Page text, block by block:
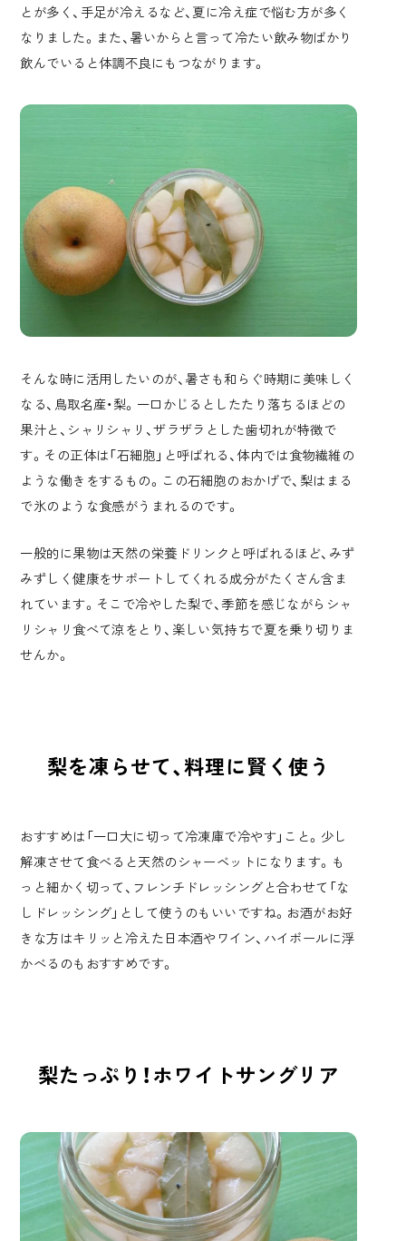
とが多く、手足が冷えるなど、夏に冷え症で悩む方が多く
なりました。また、暑いからと言って冷たい飲み物ばかり
飲んでいると体調不良にもつながります。
そんな時に活用したいのが、暑さも和らぐ時期に美味しく
なる、鳥取名産・梨。一口かじるとしたたり落ちるほどの
果汁と、シャリシャリ、ザラザラとした歯切れが特徴で
す。その正体は「石細胞」と呼ばれる、体内では食物繊維の
ような働きをするもの。この石細胞のおかげで、梨はまる
で氷のような食感がうまれるのです。
一般的に果物は天然の栄養ドリンクと呼ばれるほど、みず
みずしく健康をサポートしてくれる成分がたくさん含ま
れています。そこで冷やした梨で、季節を感じながらシャ
リシャリ食べて涼をとり、楽しい気持ちで夏を乗り切りま
せんか。
梨を凍らせて、料理に賢く使う
おすすめは「一口大に切って冷凍庫で冷やす」こと。少し
解凍させて食べると天然のシャーベットになります。も
っと細かく切って、フレンチドレッシングと合わせて「な
しドレッシング」として使うのもいいですね。お酒がお好
きな方はキリッと冷えた日本酒やワイン、ハイボールに浮
かべるのもおすすめです。
梨たっぷり！ホワイトサングリア